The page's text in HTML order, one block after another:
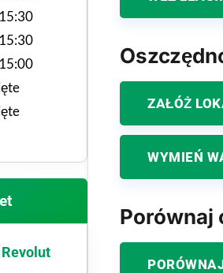
Revolut
ZAŁÓŻ
WYMIEŃ
Porównaj